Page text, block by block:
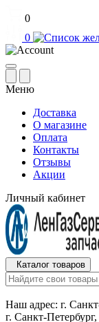
0
0
Меню
Доставка
О магазине
Оплата
Контакты
Отзывы
Акции
Личный кабинет
Каталог товаров
Наш адрес: г.
г. Санкт-